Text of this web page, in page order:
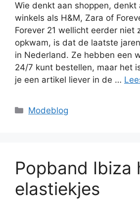
Wie denkt aan shoppen, denkt
winkels als H&M, Zara of
Forever 21 wellicht eerder niet
opkwam, is dat de laatste
in Nederland. Ze hebben een
24/7 kunt bestellen, maar het
je een artikel liever in de …
Categorieën
Modeblog
Popband Ibiza
elastiekjes